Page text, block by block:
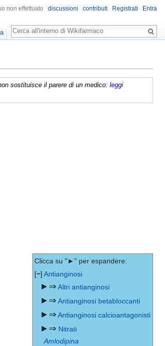
sostituisce il parere di un medico: leggi
Clicca su "►" per espandere:
[−] Antianginosi
►⇒Altri antianginosi
►⇒Antianginosi betabloccanti
►⇒Antianginosi calcioantagonisti
►⇒ Nitrati
Amlodipina
non effettuato discussioni contributi Registrati Entra
Ricerca